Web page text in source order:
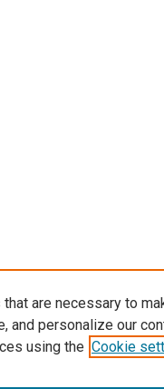
are necessary to
and personalize our
using the Cookie